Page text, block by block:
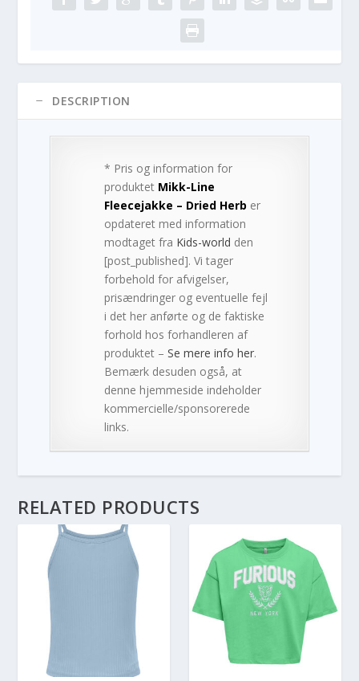
DESCRIPTION
* Pris og information for
produktet Mikk-Line
Fleecejakke – Dried Herb er
opdateret med information
modtaget fra Kids-world den
[post_published]. Vi tager
forbehold for afvigelser,
prisændringer og eventuelle fejl
i det her anførte og de faktiske
forhold hos forhandleren af
produktet –Se mere info her.
Bemærk desuden også, at
denne hjemmeside indeholder
kommercielle/sponsorerede
links.
RELATED PRODUCTS